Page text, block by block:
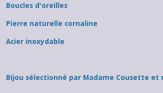
Boucles d'oreilles
Pierre naturelle cornaline
Acier inoxydable
Bijou sélectionné par Madame Cousette et